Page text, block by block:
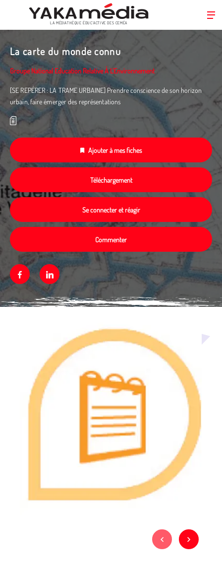
au
contenu
principal
LA MÉDIATHÈQUE ÉDUC’ACTIVE DES CEMÉA
La carte du monde connu
Groupe National Education Relative À L'Environnement
[SE REPÉRER : LA TRAME URBAINE] Prendre conscience de son horizon
urbain, faire émerger des représentations
Ajouter à mes fiches
Téléchargement
Se connecter et réagir
Commenter
FacebookLinkedin